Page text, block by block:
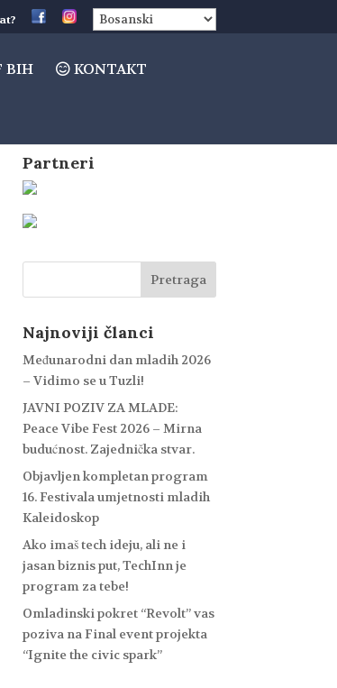
BIH KONTAKT
Partneri
Najnoviji članci
Međunarodni dan mladih 2026
– Vidimo se u Tuzli!
JAVNI POZIV ZA MLADE:
Peace Vibe Fest 2026 – Mirna
budućnost. Zajednička stvar.
Objavljen kompletan program
16. Festivala umjetnosti mladih
Kaleidoskop
Ako imaš tech ideju, ali ne i
jasan biznis put, TechInn je
program za tebe!
Omladinski pokret “Revolt” vas
poziva na Final event projekta
“Ignite the civic spark”